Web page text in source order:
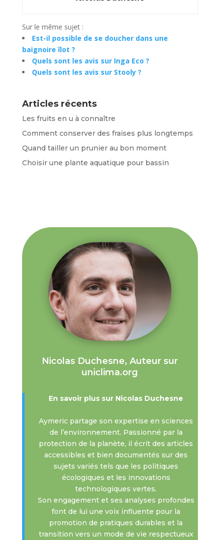
Sur le même sujet :
Est-il possible de se doucher dans une
baignoire îlot ?
Quels sont les avis sur Inga Eco ?
Quels sont les avis sur Stooly ?
Articles récents
Les fruits en u à connaître
Comment conserver des fraises plus longtemps
Quand tailler un prunier au bon moment
Choisir une plante aquatique pour bassin
Nicolas Duchesne, Auteur sur
uniclima.org
En savoir plus sur Nicolas Duchesne
Aymeric partage son expertise en sciences
de l’environnement. Passionné par la
protection de la planète, il écrit des articles
accessibles et bien documentés sur des
sujets variés tels que les politiques
écologiques et les innovations
technologiques vertes.
Son engagement et ses analyses profondes
font de lui une voix influente pour la
promotion de pratiques durables et la
transition vers un mode de vie respectueux